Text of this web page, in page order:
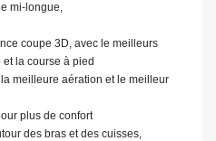
mi-longue,
coupe 3D, avec le meilleurs
la course à pied
meilleure aération et le meilleur
plus de confort
des bras et des cuisses,